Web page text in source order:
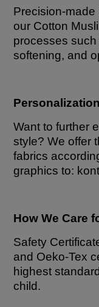
Precision-
our Cotton
processes
softening, and
Want to further
style? We offer
fabrics
graphics to:
How We Care
Safety
and Oeko-Tex
highest
child.